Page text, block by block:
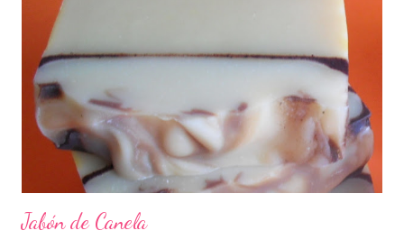
Jabón de Canela